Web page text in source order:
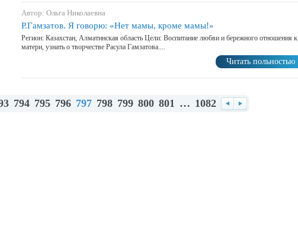
Автор: Ольга Николаевна
Р.Гамзатов. Я говорю: «Нет мамы, кроме мамы!»
Регион: Казахстан, Алматинская область Цели: Воспитание любви и бережного отношения к
матери, узнать о творчестве Расула Гамзатова....
Читать польностью
794 795 796 797 798 799 800 801 … 1082